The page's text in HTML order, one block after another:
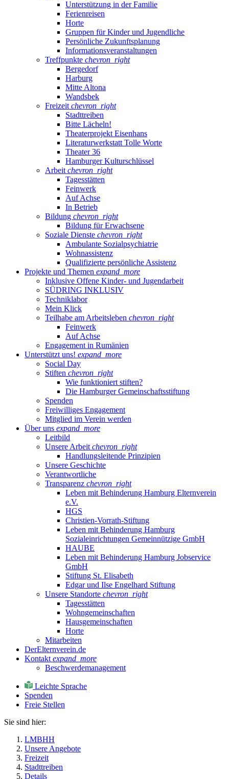
Unterstützung in der Familie
Ferienreisen
Horte
Gruppen für Kinder und Jugendliche
Persönliche Zukunftsplanung
Informationsveranstaltungen
Treffpunkte chevron_right
Bergedorf
Harburg
Mitte Altona
Wandsbek
Freizeit chevron_right
Stadttreiben
Bitte Lächeln!
Theaterprojekt Eisenhans
Literaturwerkstatt Tolle Worte
Theater 36
Hamburger Kulturschlüssel
Arbeit chevron_right
Tagesstätten
Feinwerk
Auf Achse
In Betrieb
Bildung chevron_right
Bildung für Erwachsene
Soziale Dienste chevron_right
Ambulante Sozialpsychiatrie
Wohnassistenz
Qualifizierte persönliche Assistenz
Projekte und Themen expand_more
Inklusive Offene Kinder- und Jugendarbeit
SÜDRING INKLUSIV
Techniklabor
Mein Klick
Teilhabe am Arbeitsleben chevron_right
Feinwerk
Auf Achse
Engagement in Rumänien
Unterstützt uns! expand_more
Social Day
Stiften chevron_right
Wie funktioniert stiften?
Die Hamburger Gemeinschaftsstiftung
Spenden
Freiwilliges Engagement
Mitglied im Verein werden
Über uns expand_more
Leitbild
Unsere Arbeit chevron_right
Handlungsleitende Prinzipien
Unsere Geschichte
Verantwortliche
Transparenz chevron_right
Leben mit Behinderung Hamburg Elternverein
e.V.
HGS
Christien-Vorrath-Stiftung
Leben mit Behinderung Hamburg
Sozialeinrichtungen Gemeinnützige GmbH
HAUBE
Leben mit Behinderung Hamburg Jobservice
GmbH
Stiftung St. Elisabeth
Edgar und Ilse Engelhard Stiftung
Unsere Standorte chevron_right
Tagesstätten
Wohngemeinschaften
Hausgemeinschaften
Horte
Mitarbeiten
DerElternverein.de
Kontakt expand_more
Beschwerdemanagement
Leichte Sprache
Spenden
Freie Stellen
Sie sind hier:
LMBHH
Unsere Angebote
Freizeit
Stadttreiben
Details